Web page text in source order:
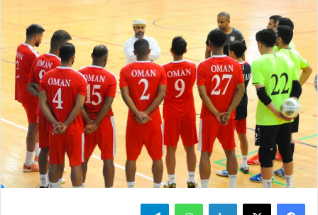
فيسبوك ‫X لينكدإن واتساب تيلقرام